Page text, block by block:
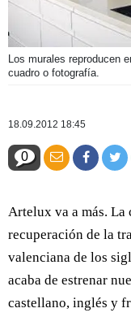
Los murales reproducen
cuadro o fotografía.
18.09.2012 18:45
0
Artelux va a más. La
recuperación de la
valenciana de los
acaba de estrenar
castellano, inglés y